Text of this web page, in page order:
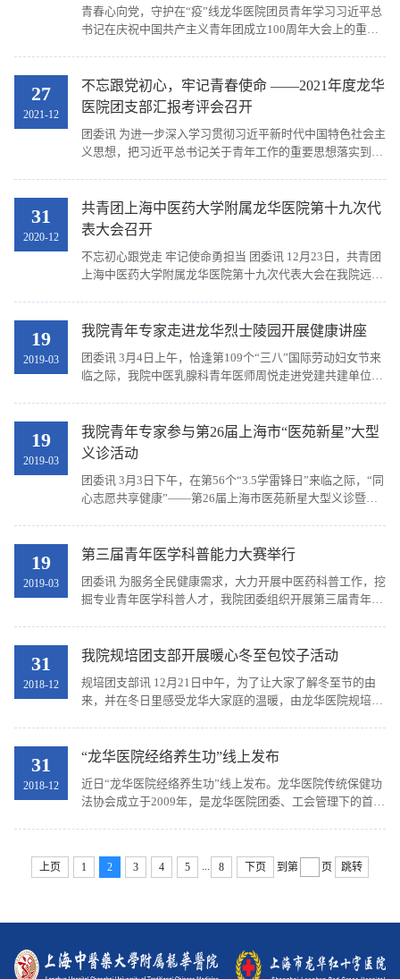
青春心向党，守护在“疫”线龙华医院团员青年学习习近平总
书记在庆祝中国共产主义青年团成立100周年大会上的重要
实况转播，学习研讨习近平总书记发表的重要讲话。 中国
共产主义青年团成立百年以来，始终作为中国青年先锋队，
奋斗，组织青年，引领青年，服务青年，...
27
2021-12
不忘跟党初心，牢记青春使命 ——2021年度龙华
医院团支部汇报考评会召开
团委讯 为进一步深入学习贯彻习近平新时代中国特色社会主
义思想，把习近平总书记关于青年工作的重要思想落实到团
31
2020-12
共青团上海中医药大学附属龙华医院第十九次代
表大会召开
不忘初心跟党走 牢记使命勇担当 团委讯 12月23日，共青团
上海中医药大学附属龙华医院第十九次代表大会在我院远志
19
2019-03
我院青年专家走进龙华烈士陵园开展健康讲座
团委讯 3月4日上午，恰逢第109个“三八”国际劳动妇女节来
临之际，我院中医乳腺科青年医师周悦走进党建共建单位龙
19
2019-03
我院青年专家参与第26届上海市“医苑新星”大型
义诊活动
团委讯 3月3日下午，在第56个“3.5学雷锋日”来临之际，“同
心志愿共享健康”——第26届上海市医苑新星大型义诊暨长
19
2019-03
第三届青年医学科普能力大赛举行
团委讯 为服务全民健康需求，大力开展中医药科普工作，挖
掘专业青年医学科普人才，我院团委组织开展第三届青年医
31
2018-12
我院规培团支部开展暖心冬至包饺子活动
规培团支部讯 12月21日中午，为了让大家了解冬至节的由
来，并在冬日里感受龙华大家庭的温暖，由龙华医院规培团
31
2018-12
“龙华医院经络养生功”线上发布
近日“龙华医院经络养生功”线上发布。龙华医院传统保健功
法协会成立于2009年，是龙华医院团委、工会管理下的首个
上页 1 2 3 4 5 8 下页 到第 页 跳转